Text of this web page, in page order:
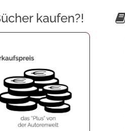
kaufen?!